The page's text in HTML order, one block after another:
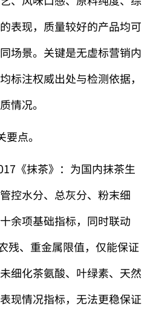
表现，质量较好的产品均可
场景。关键是无虚标营销内
标注权威出处与检测依据，
情况。
点。
《抹茶》：为国内抹茶生
控水分、总灰分、粉末细
余项基础指标，同时联动
残、重金属限值，仅能保证
细化茶氨酸、叶绿素、天然
现情况指标，无法更稳保证